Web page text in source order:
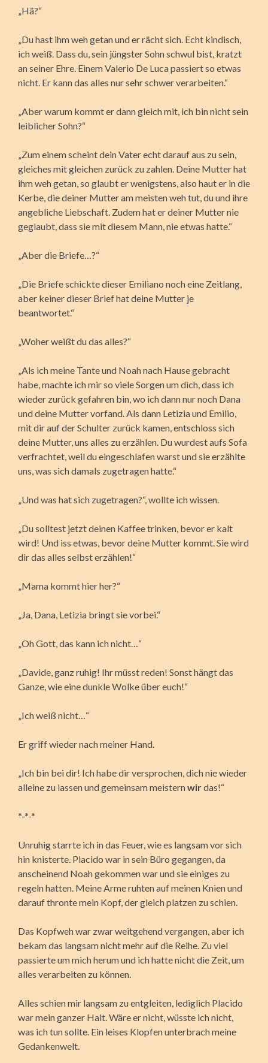
„Hä?“
„Du hast ihm weh getan und er rächt sich. Echt kindisch,
ich weiß. Dass du, sein jüngster Sohn schwul bist, kratzt
an seiner Ehre. Einem Valerio De Luca passiert so etwas
nicht. Er kann das alles nur sehr schwer verarbeiten.“
„Aber warum kommt er dann gleich mit, ich bin nicht sein
leiblicher Sohn?“
„Zum einem scheint dein Vater echt darauf aus zu sein,
gleiches mit gleichen zurück zu zahlen. Deine Mutter hat
ihm weh getan, so glaubt er wenigstens, also haut er in die
Kerbe, die deiner Mutter am meisten weh tut, du und ihre
angebliche Liebschaft. Zudem hat er deiner Mutter nie
geglaubt, dass sie mit diesem Mann, nie etwas hatte.“
„Aber die Briefe…?“
„Die Briefe schickte dieser Emiliano noch eine Zeitlang,
aber keiner dieser Brief hat deine Mutter je
beantwortet.“
„Woher weißt du das alles?“
„Als ich meine Tante und Noah nach Hause gebracht
habe, machte ich mir so viele Sorgen um dich, dass ich
wieder zurück gefahren bin, wo ich dann nur noch Dana
und deine Mutter vorfand. Als dann Letizia und Emilio,
mit dir auf der Schulter zurück kamen, entschloss sich
deine Mutter, uns alles zu erzählen. Du wurdest aufs Sofa
verfrachtet, weil du eingeschlafen warst und sie erzählte
uns, was sich damals zugetragen hatte.“
„Und was hat sich zugetragen?“, wollte ich wissen.
„Du solltest jetzt deinen Kaffee trinken, bevor er kalt
wird! Und iss etwas, bevor deine Mutter kommt. Sie wird
dir das alles selbst erzählen!“
„Mama kommt hier her?“
„Ja, Dana, Letizia bringt sie vorbei.“
„Oh Gott, das kann ich nicht…“
„Davide, ganz ruhig! Ihr müsst reden! Sonst hängt das
Ganze, wie eine dunkle Wolke über euch!“
„Ich weiß nicht…“
Er griff wieder nach meiner Hand.
„Ich bin bei dir! Ich habe dir versprochen, dich nie wieder
alleine zu lassen und gemeinsam meisternwirdas!“
*-*-*
Unruhig starrte ich in das Feuer, wie es langsam vor sich
hin knisterte. Placido war in sein Büro gegangen, da
anscheinend Noah gekommen war und sie einiges zu
regeln hatten. Meine Arme ruhten auf meinen Knien und
darauf thronte mein Kopf, der gleich platzen zu schien.
Das Kopfweh war zwar weitgehend vergangen, aber ich
bekam das langsam nicht mehr auf die Reihe. Zu viel
passierte um mich herum und ich hatte nicht die Zeit, um
alles verarbeiten zu können.
Alles schien mir langsam zu entgleiten, lediglich Placido
war mein ganzer Halt. Wäre er nicht, wüsste ich nicht,
was ich tun sollte. Ein leises Klopfen unterbrach meine
Gedankenwelt.